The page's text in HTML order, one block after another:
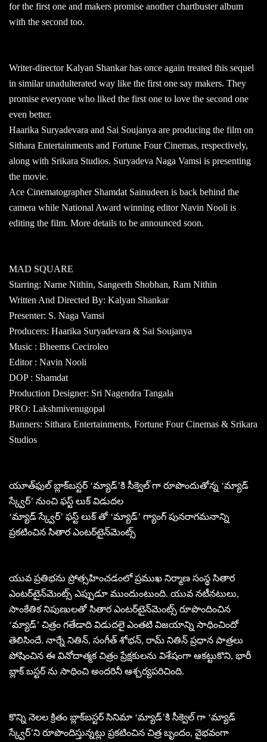
for the first one and makers promise another chartbuster album
with the second too.
Writer-director Kalyan Shankar has once again treated this sequel
in similar unadulterated way like the first one say makers. They
promise everyone who liked the first one to love the second one
even better.
Haarika Suryadevara and Sai Soujanya are producing the film on
Sithara Entertainments and Fortune Four Cinemas, respectively,
along with Srikara Studios. Suryadeva Naga Vamsi is presenting
the movie.
Ace Cinematographer Shamdat Sainudeen is back behind the
camera while National Award winning editor Navin Nooli is
editing the film. More details to be announced soon.
MAD SQUARE
Starring: Narne Nithin, Sangeeth Shobhan, Ram Nithin
Written And Directed By: Kalyan Shankar
Presenter: S. Naga Vamsi
Producers: Haarika Suryadevara & Sai Soujanya
Music : Bheems Ceciroleo
Editor : Navin Nooli
DOP : Shamdat
Production Designer: Sri Nagendra Tangala
PRO: Lakshmivenugopal
Banners: Sithara Entertainments, Fortune Four Cinemas & Srikara
Studios
యూత్‌ఫుల్ బ్లాక్‌బస్టర్ ‘మ్యాడ్’కి సీక్వెల్‌ గా రూపొందుతోన్న ‘మ్యాడ్
స్క్వేర్’ నుంచి ఫస్ట్ లుక్ విడుదల
‘మ్యాడ్ స్క్వేర్’ ఫస్ట్ లుక్ తో ‘మ్యాడ్’ గ్యాంగ్ పునరాగమనాన్ని
ప్రకటించిన సితార ఎంటర్‌టైన్‌మెంట్స్
యువ ప్రతిభను ప్రోత్సహించడంలో ప్రముఖ నిర్మాణ సంస్థ సితార
ఎంటర్‌టైన్‌మెంట్స్ ఎప్పుడూ ముందుంటుంది. యువ నటీనటులు,
సాంకేతిక నిపుణులతో సితార ఎంటర్‌టైన్‌మెంట్స్ రూపొందించిన
‘మ్యాడ్’ చిత్రం గతేడాది విడుదలై ఎంతటి విజయాన్ని సాధించిందో
తెలిసిందే. నార్నే నితిన్, సంగీత్ శోభన్, రామ్ నితిన్ ప్రధాన పాత్రలు
పోషించిన ఈ వినోదాత్మక చిత్రం ప్రేక్షకులను విశేషంగా ఆకట్టుకొని, భారీ
బ్లాక్ బస్టర్ ను సాధించి అందరినీ ఆశ్చర్యపరిచింది.
కొన్ని నెలల క్రితం బ్లాక్‌బస్టర్‌ సినిమా ‘మ్యాడ్’కి సీక్వెల్ గా ‘మ్యాడ్
స్క్వేర్‌’ని రూపొందిస్తున్నట్లు ప్రకటించిన చిత్ర బృందం, వైభవంగా